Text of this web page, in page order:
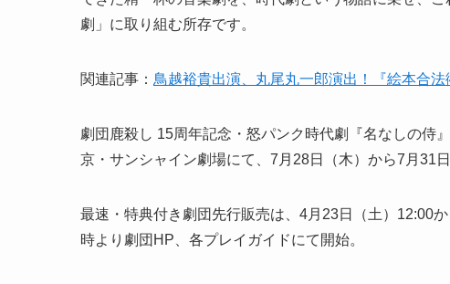
劇」に取り組む所存です。
関連記事： 鳥越裕貴出演、丸尾丸一郎演出！『絵本合
劇団鹿殺し 15周年記念・怒パンク時代劇『名なしの侍
京・サンシャイン劇場にて、7月28日（木）から7月31
最速・特典付き劇団先行販売は、4月23日（土）12:00
時より劇団HP、各プレイガイドにて開始。